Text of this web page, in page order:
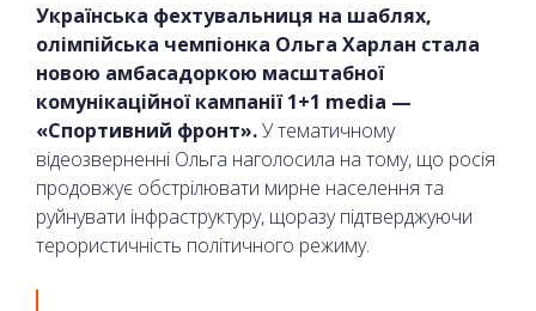
Українська фехтувальниця на шаблях,
олімпійська чемпіонка Ольга Харлан стала
новою амбасадоркою масштабної
комунікаційної кампанії 1+1 media —
«Спортивний фронт».У тематичному
відеозверненні Ольга наголосила на тому, що росія
продовжує обстрілювати мирне населення та
руйнувати інфраструктуру, щоразу підтверджуючи
терористичність політичного режиму.